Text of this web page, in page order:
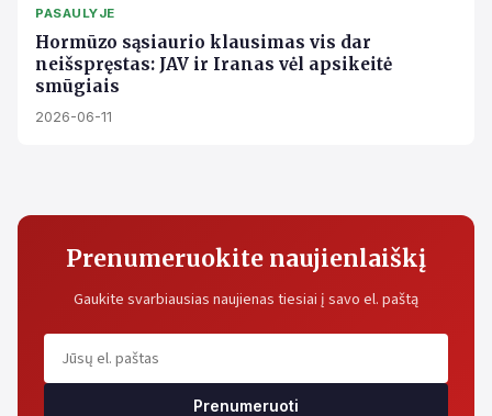
PASAULYJE
Hormūzo sąsiaurio klausimas vis dar
neišspręstas: JAV ir Iranas vėl apsikeitė
smūgiais
2026-06-11
Prenumeruokite naujienlaiškį
Gaukite svarbiausias naujienas tiesiai į savo el. paštą
Prenumeruoti